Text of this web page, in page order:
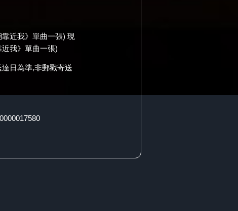
近我》單曲一張) 現
我》單曲一張)
日為準,非郵戳寄送